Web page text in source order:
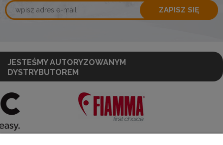
ZAPISZ SIĘ
JESTEŚMY AUTORYZOWANYM
DYSTRYBUTOREM